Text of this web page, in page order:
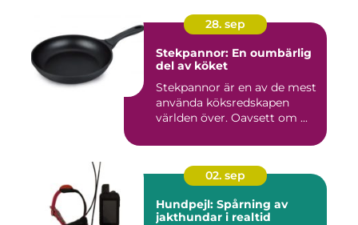
28. sep
Stekpannor: En oumbärlig
del av köket
Stekpannor är en av de mest
använda köksredskapen
världen över. Oavsett om ...
02. sep
Hundpejl: Spårning av
jakthundar i realtid